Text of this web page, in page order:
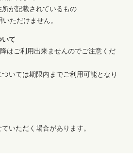
が記載されているもの
ただけません。
いて
はご利用出来ませんのでご注意くだ
いては期限内までご利用可能となり
いただく場合があります。